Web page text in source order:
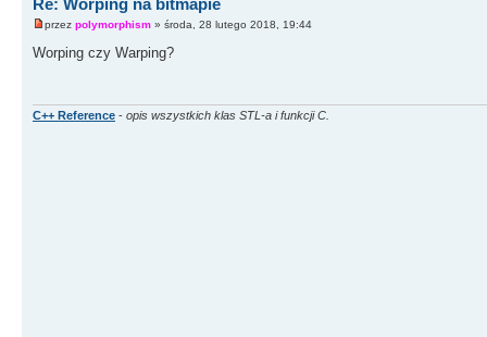
przez polymorphism » środa, 28 lutego 2018, 19:44
Worping czy Warping?
C++ Reference - opis wszystkich klas STL-a i funkcji C.